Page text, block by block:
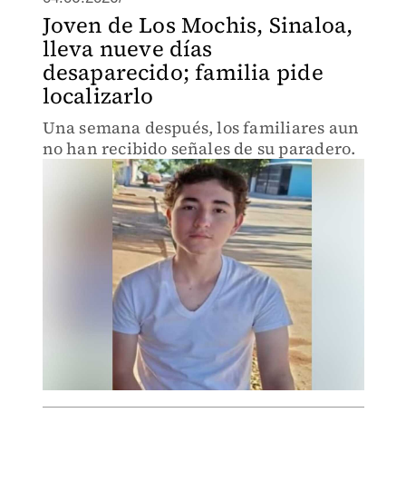
Joven de Los Mochis, Sinaloa,
lleva nueve días
desaparecido; familia pide
localizarlo
Una semana después, los familiares aun
no han recibido señales de su paradero.